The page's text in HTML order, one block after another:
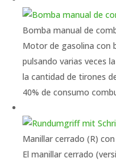
Bomba manual de
Motor de gasolina con
pulsando varias veces
la cantidad de tirones
40% de consumo
Manillar cerrado (R)
El manillar cerrado